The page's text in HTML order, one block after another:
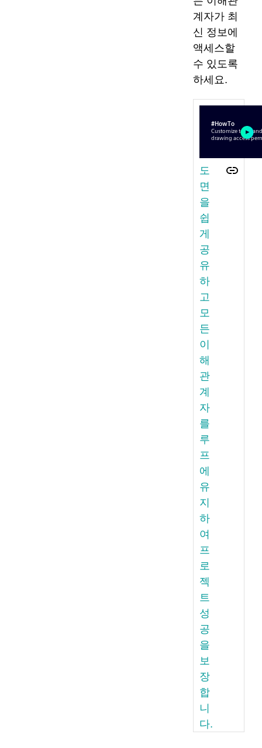
계자가 최
신 정보에
액세스할
수 있도록
하세요.
도
면
을
쉽
게
공
유
하
고
모
든
이
해
관
계
자
를
루
프
에
유
지
하
여
프
로
젝
트
성
공
을
보
장
합
니
다.